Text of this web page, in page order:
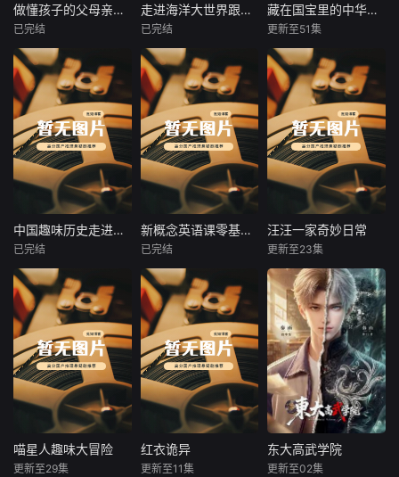
漫小王子，从梵高
向日葵到欢乐马戏
万象。孩子亲手调
配色彩、塑造立体
造型，在玩耍中锻
炼小手灵活度，认
识情绪、感知艺
术、读懂故事，用
黏土打造一个个鲜
活可爱的小世界，
在轻松治愈的手工
时光里，种下热爱
创作的小小种子。
童的认知、情感、
态度和行为达到共
真实语境，迅速提
升口语表达能力。
生活常用单词，自
然融入，便于理解
记忆，有效扩充词
汇量，是英语作文
素材积累的宝库，
无论是想提升日常
交流能力，还是为
英语考试做准备，
这门课程都能满足
需求，引领学习者
轻松掌握英语情景
对话技巧。
做懂孩子的父母亲子相处实战课
课程深挖日常育儿
痛点，涵盖情绪管
理、平等沟通、共
情陪伴、矛盾化
解、正向引导五大
核心内容，摒弃打
骂式、说教式育儿
方式，拆解不同年
龄段孩子心理特
点，帮家长读懂孩
子行为背后的需
温和通透、懂孩
子、会引导的智慧
父母，建立松弛温
暖的亲子关系，滋
养孩子内心安全
感，培养自信懂
事、愿意倾听父母
的优质孩子。
做懂孩子的父母亲子相处实战课
已完结
走进海洋大世界跟着浪花学知识
带领孩子们探索神
秘又奇妙的海洋世
界，让我们一同认
识形形色色的海洋
生物，了解它们的
外形特征与生活习
性；探寻海底地
形、海洋气候等趣
味知识，揭开大海
藏着的无数秘密。
课堂内容浅显易
别枯燥讲解，让孩
子跟着浪花一步步
解锁海洋奥秘。在
轻松的观看与学习
中，拓宽眼界、增
长见识，培养探索
自然的好奇心，树
立保护海洋、爱护
生态的意识，尽情
感受蓝色海洋独有
的魅力。
走进海洋大世界跟着浪花学知识
已完结
藏在国宝里的中华故事
揭秘34个省份顶尖
博物馆的52件国家
宝藏，串联20个历
史时期，讲述国宝
背后的中国故事。
课程采用博物馆实
景拍摄与趣味动画
结合的形式，以生
活化场景和语言进
行场景化解读。让
孩子足不出户博览
文物之美同时，学
习历史文化，培养
对历史的兴趣。
藏在国宝里的中华故事
更新至51集
中国趣味历史走进千年前的人间烟火
课程涵盖丰富有趣
的历史话题，如古
人结婚选在黄昏的
缘由、古代霸主被
活活饿死的故事、
古人身高、传统节
日渊源等。通过生
动讲解，课程将带
领学习者探索历史
的奇妙之处，挖掘
鲜为人知的历史细
中国趣味历史走进千年前的人间烟火
已完结
新概念英语课零基础入门精讲2000单词
《新概念英语课》
是一门极具价值的
英语学习课程，依
托30年经典教材
《新概念英语》打
造。由高途课堂主
讲领读，适合零基
础入门者。课程精
讲2000单词，助
力学生锻炼英语听
说读写能力，追求
新概念英语课零基础入门精讲2000单词
已完结
汪汪一家奇妙日常
《汪汪一家奇妙日
常》以形象软萌的
比熊妈妈、两只性
格鲜活的小狗为核
心主角，全程拟人
化演绎日常，穿搭
精致、神态生动，
兼具萌宠内容的治
愈感与动画角色的
代入感，精准命中
低龄儿童审美偏
汪汪一家奇妙日常
更新至23集
喵星人趣味大冒险
喵星人趣味大冒险
更新至29集
红衣诡异
红衣诡异
更新至11集
东大高武学院
东大高武学院
更新至02集